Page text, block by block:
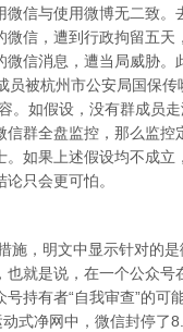
信与使用微博无二致。
信，遭到行政拘留五
信消息，遭当局威胁。
被杭州市公安局国保
。如假设，没有群成员
群全盘监控，那么监控
如果上述假设均不成
只会更可怕。
施，明文中显示针对的
就是说，在一个公众
持有者“自我审查”的
式净网中，微信封停了